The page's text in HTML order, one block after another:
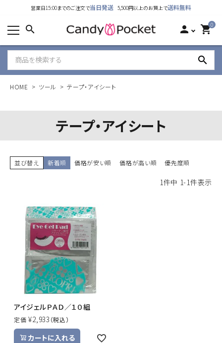
営業日15:00までのご注文で当日発送 5,500円以上のお買上で送料無料
search person 0
shopping_cart
search
HOME ツール テープ・アイシート
カテゴリーから探す
ランキング
新着商品
ご利用ガイド
特定商取引法表示について
個人情報取り扱いについて
お問い合わせ
Instagram
ACCOUNT MENU
ようこそ ゲスト 様
ログイン
テープ・アイシート
並び替え 新着順 価格が安い順 価格が高い順 優先度順
1件中 1-1件表示
アイジェルＰＡＤ／１０組
定価 ¥2,933
カートに入れる